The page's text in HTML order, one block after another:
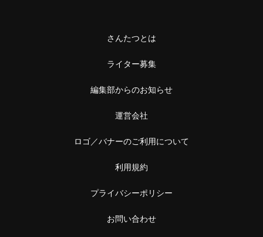
さんたつとは
ライター募集
編集部からのお知らせ
運営会社
ロゴ／バナーのご利用について
利用規約
プライバシーポリシー
お問い合わせ